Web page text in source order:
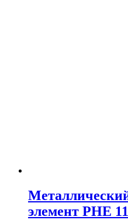
элемент PHE